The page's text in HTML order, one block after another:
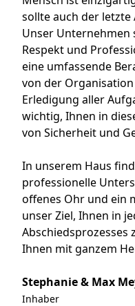
sollte auch der letzte
Unser
Respekt und
eine umfassende
von der
Erledigung aller
wichtig, Ihnen in
von Sicherheit und
In unserem Haus
professionelle
offenes Ohr und ein
unser Ziel, Ihnen in
Abschiedsprozesses
Ihnen mit ganzem
Stephanie & Max
Inhaber